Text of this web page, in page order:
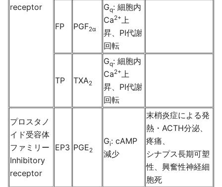
receptor
FP PGF2α
Gq: 細胞内
Ca2+上
昇、PI代謝
回転
TP TXA2
Gq: 細胞内
Ca2+上
昇、PI代謝
回転
プロスタノ
イド受容体
ファミリー
Inhibitory
receptor
EP3 PGE2
Gi: cAMP
減少
末梢炎症による発
熱・ACTH分泌、
疼痛、
シナプス長期可塑
性、興奮性神経細
胞死